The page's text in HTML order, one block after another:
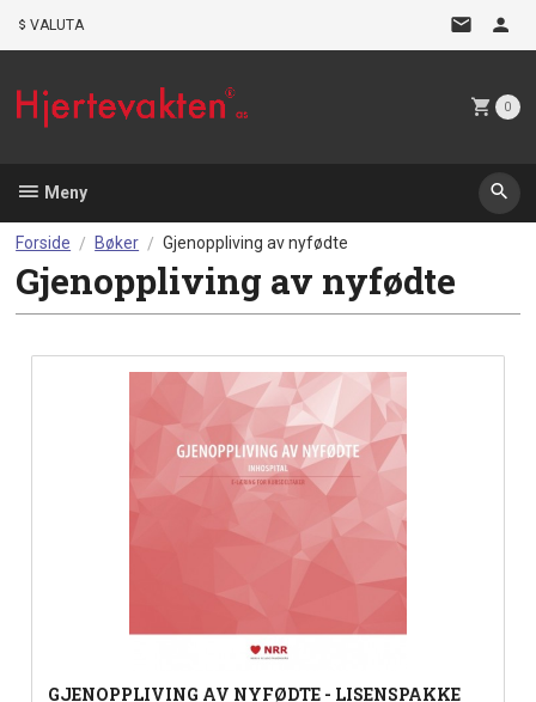
VALUTA
0
Meny
Forside Bøker Gjenoppliving av nyfødte
Gjenoppliving av nyfødte
GJENOPPLIVING AV NYFØDTE - LISENSPAKKE